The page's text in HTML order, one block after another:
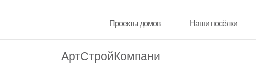
Проекты домов Наши посёлки
АртСтройКомпани
Проекты домов Наши посёлки